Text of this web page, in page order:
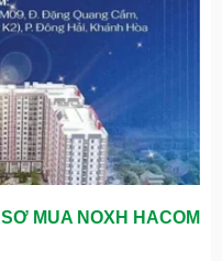
MUA NOXH HACOM